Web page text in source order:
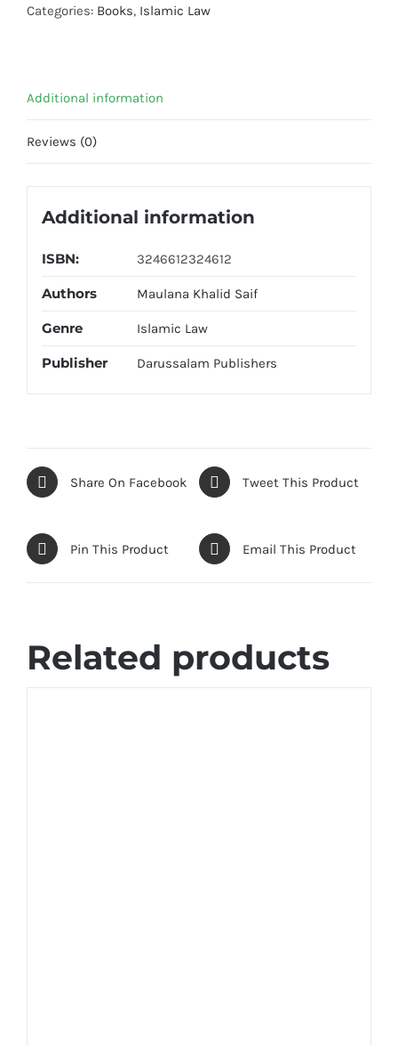
quantity
Categories: Books, Islamic Law
Additional information
Reviews (0)
Additional information
ISBN: 3246612324612
Authors Maulana Khalid Saif
Genre Islamic Law
Publisher Darussalam Publishers
Share On Facebook Tweet This Product
Pin This Product Email This Product
Related products